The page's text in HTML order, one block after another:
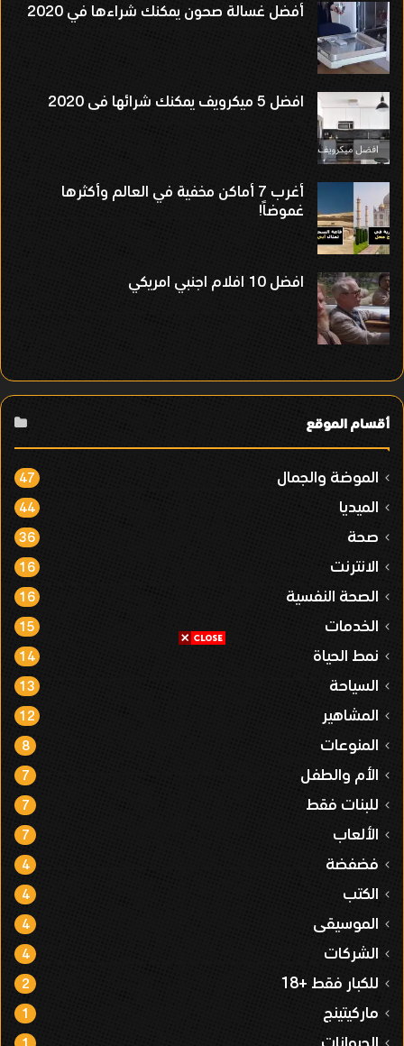
أفضل غسالة صحون يمكنك شراءها في 2020
افضل 5 ميكرويف يمكنك شرائها فى 2020
أغرب 7 أماكن مخفية في العالم وأكثرها
غموضاً!
افضل 10 افلام اجنبي امريكي
أقسام الموقع
الموضة والجمال 47
الميديا 44
صحة 36
الانترنت 16
الصحة النفسية 16
الخدمات 15
نمط الحياة 14
السياحة 13
المشاهير 12
المنوعات 8
الأم والطفل 7
للبنات فقط 7
الألعاب 7
فضفضة 4
الكتب 4
الموسيقى 4
الشركات 4
للكبار فقط +18 2
ماركيتينج 1